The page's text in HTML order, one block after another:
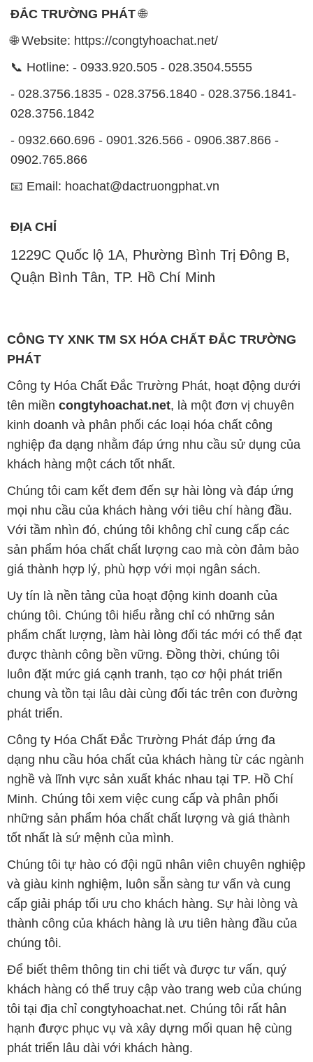
ĐẮC TRƯỜNG PHÁT🌐
🌐 Website: https://congtyhoachat.net/
📞 Hotline: - 0933.920.505 - 028.3504.5555
- 028.3756.1835 - 028.3756.1840 - 028.3756.1841-
028.3756.1842
- 0932.660.696 - 0901.326.566 - 0906.387.866 -
0902.765.866
📧 Email: hoachat@dactruongphat.vn
ĐỊA CHỈ
1229C Quốc lộ 1A, Phường Bình Trị Đông B,
Quận Bình Tân, TP. Hồ Chí Minh
CÔNG TY XNK TM SX HÓA CHẤT ĐẮC TRƯỜNG
PHÁT
Công ty Hóa Chất Đắc Trường Phát, hoạt động dưới
tên miền congtyhoachat.net, là một đơn vị chuyên
kinh doanh và phân phối các loại hóa chất công
nghiệp đa dạng nhằm đáp ứng nhu cầu sử dụng của
khách hàng một cách tốt nhất.
Chúng tôi cam kết đem đến sự hài lòng và đáp ứng
mọi nhu cầu của khách hàng với tiêu chí hàng đầu.
Với tầm nhìn đó, chúng tôi không chỉ cung cấp các
sản phẩm hóa chất chất lượng cao mà còn đảm bảo
giá thành hợp lý, phù hợp với mọi ngân sách.
Uy tín là nền tảng của hoạt động kinh doanh của
chúng tôi. Chúng tôi hiểu rằng chỉ có những sản
phẩm chất lượng, làm hài lòng đối tác mới có thể đạt
được thành công bền vững. Đồng thời, chúng tôi
luôn đặt mức giá cạnh tranh, tạo cơ hội phát triển
chung và tồn tại lâu dài cùng đối tác trên con đường
phát triển.
Công ty Hóa Chất Đắc Trường Phát đáp ứng đa
dạng nhu cầu hóa chất của khách hàng từ các ngành
nghề và lĩnh vực sản xuất khác nhau tại TP. Hồ Chí
Minh. Chúng tôi xem việc cung cấp và phân phối
những sản phẩm hóa chất chất lượng và giá thành
tốt nhất là sứ mệnh của mình.
Chúng tôi tự hào có đội ngũ nhân viên chuyên nghiệp
và giàu kinh nghiệm, luôn sẵn sàng tư vấn và cung
cấp giải pháp tối ưu cho khách hàng. Sự hài lòng và
thành công của khách hàng là ưu tiên hàng đầu của
chúng tôi.
Để biết thêm thông tin chi tiết và được tư vấn, quý
khách hàng có thể truy cập vào trang web của chúng
tôi tại địa chỉ congtyhoachat.net. Chúng tôi rất hân
hạnh được phục vụ và xây dựng mối quan hệ cùng
phát triển lâu dài với khách hàng.